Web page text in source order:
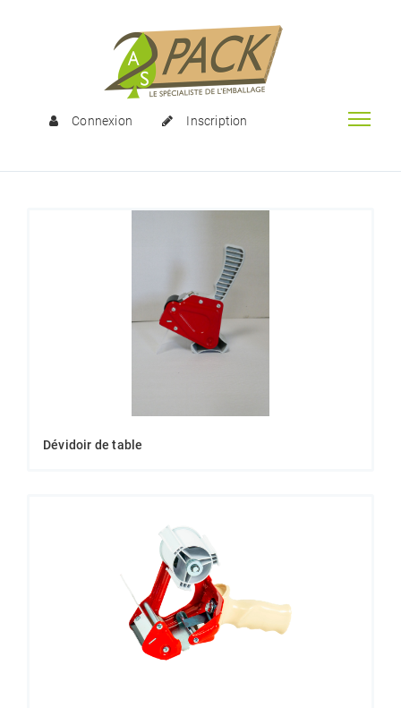
Connexion Inscription
Dévidoir de table